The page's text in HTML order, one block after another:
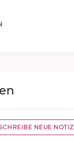
NEUE NOTIZ